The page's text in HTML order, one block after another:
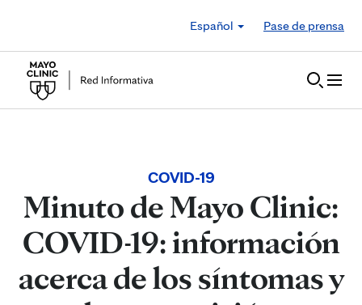
Español
Pase de prensa
COVID-19
Minuto de Mayo Clinic:
COVID-19: información
acerca de los síntomas y